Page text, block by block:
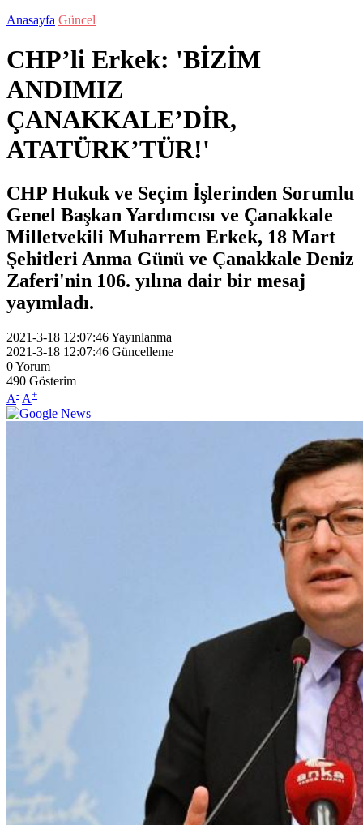
Anasayfa Güncel
CHP’li Erkek: 'BİZİM
ANDIMIZ
ÇANAKKALE’DİR,
ATATÜRK’TÜR!'
CHP Hukuk ve Seçim İşlerinden Sorumlu
Genel Başkan Yardımcısı ve Çanakkale
Milletvekili Muharrem Erkek, 18 Mart
Şehitleri Anma Günü ve Çanakkale Deniz
Zaferi'nin 106. yılına dair bir mesaj
yayımladı.
2021-3-18 12:07:46Yayınlanma
2021-3-18 12:07:46 Güncelleme
0Yorum
490 Gösterim
A- A+